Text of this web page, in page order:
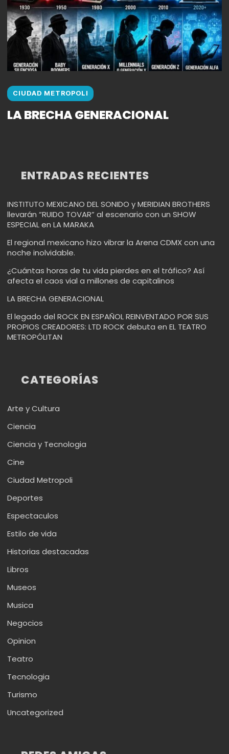
CIUDAD METROPOLI
LA BRECHA GENERACIONAL
ENTRADAS RECIENTES
INSTITUTO MEXICANO DEL SONIDO y MERIDIAN BROTHERS
llevarán “RUIDO TOVAR” al escenario con un SHOW
ESPECIAL en LA MARAKA
El regional mexicano hizo vibrar la Arena CDMX con una
noche inolvidable.
¿Cuántas horas de tu vida pierdes en el tráfico? Así
afecta el caos vial a millones de capitalinos
LA BRECHA GENERACIONAL
El legado del ROCK EN ESPAÑOL REINVENTADO POR SUS
PROPIOS CREADORES: LTD ROCK debuta en EL TEATRO
METROPÓLITAN
CATEGORÍAS
Arte y Cultura
Ciencia
Ciencia y Tecnologia
Cine
Ciudad Metropoli
Deportes
Espectaculos
Estilo de vida
Historias destacadas
Libros
Museos
Musica
Negocios
Opinion
Teatro
Tecnologia
Turismo
Uncategorized